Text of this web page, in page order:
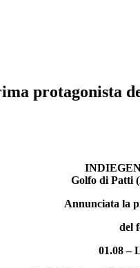
protagonista
Golfo di Patti
Annunciata la
del
01.08 –